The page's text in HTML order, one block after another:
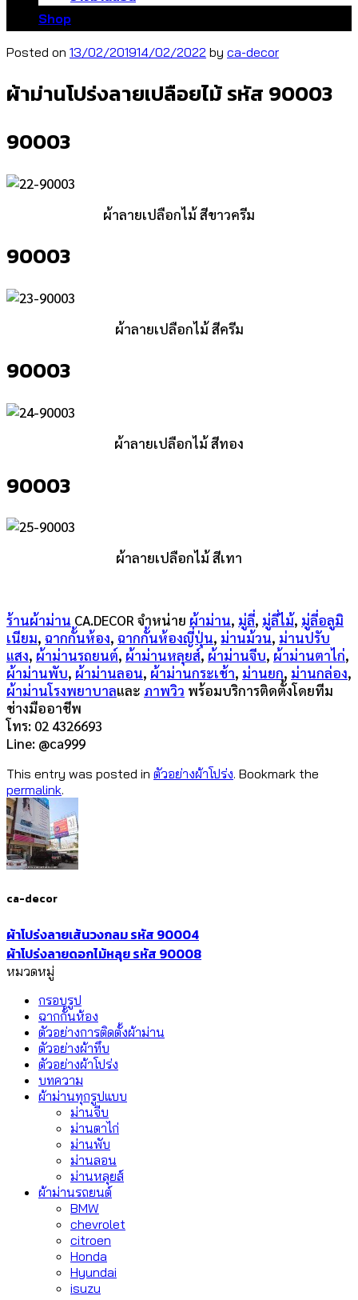
Shop
Posted on 13/02/201914/02/2022 by ca-decor
ผ้าม่านโปร่งลายเปลือยไม้ รหัส 90003
90003
ผ้าลายเปลือกไม้ สีขาวครีม
90003
ผ้าลายเปลือกไม้ สีครีม
90003
ผ้าลายเปลือกไม้ สีทอง
90003
ผ้าลายเปลือกไม้ สีเทา
ร้านผ้าม่าน CA.DECOR จำหน่าย ผ้าม่าน, มู่ลี่, มู่ลี่ไม้, มู่ลี่อลูมิ
เนียม, ฉากกั้นห้อง, ฉากกั้นห้องญี่ปุ่น, ม่านม้วน, ม่านปรับ
แสง, ผ้าม่านรถยนต์, ผ้าม่านหลุยส์, ผ้าม่านจีบ, ผ้าม่านตาไก่,
ผ้าม่านพับ, ผ้าม่านลอน, ผ้าม่านกระเช้า, ม่านยก, ม่านกล่อง,
ผ้าม่านโรงพยาบาลและ ภาพวิว พร้อมบริการติดตั้งโดยทีม
ช่างมืออาชีพ
โทร: 02 4326693
Line: @ca999
This entry was posted in ตัวอย่างผ้าโปร่ง. Bookmark the
permalink.
ca-decor
ผ้าโปร่งลายเส้นวงกลม รหัส 90004
ผ้าโปร่งลายดอกไม้หลุย รหัส 90008
หมวดหมู่
กรอบรูป
ฉากกั้นห้อง
ตัวอย่างการติดตั้งผ้าม่าน
ตัวอย่างผ้าทึบ
ตัวอย่างผ้าโปร่ง
บทความ
ผ้าม่านทุกรูปแบบ
ม่านจีบ
ม่านตาไก่
ม่านพับ
ม่านลอน
ม่านหลุยส์
ผ้าม่านรถยนต์
BMW
chevrolet
citroen
Honda
Hyundai
isuzu